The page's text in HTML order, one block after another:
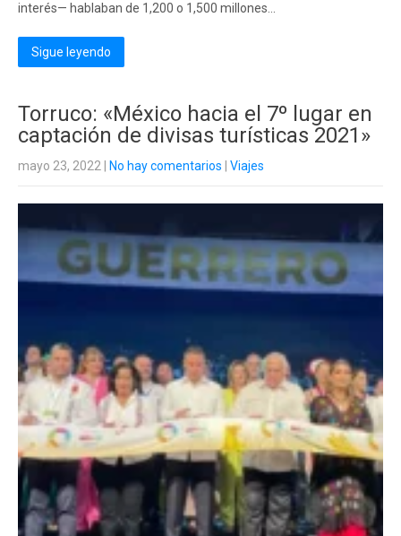
interés— hablaban de 1,200 o 1,500 millones...
Sigue leyendo
Torruco: «México hacia el 7º lugar en
captación de divisas turísticas 2021»
mayo 23, 2022 No hay comentarios Viajes